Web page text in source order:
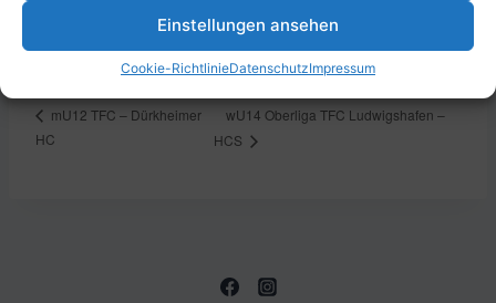
Einstellungen ansehen
Cookie-RichtlinieDatenschutzImpressum
19:00 - 20:00
mU12 TFC – Dürkheimer
HC
wU14 Oberliga TFC Ludwigshafen –
HCS